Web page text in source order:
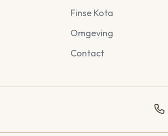
Finse Kota
Omgeving
Contact